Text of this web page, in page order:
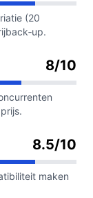
(20
8/10
8.5/10
maken